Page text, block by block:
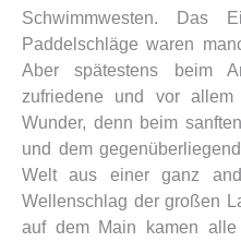
Schwimmwesten. Das
Paddelschläge waren
Aber spätestens beim
zufriedene und vor allem
Wunder, denn beim
und dem
Welt aus einer ganz
Wellenschlag der großen
auf dem Main kamen alle